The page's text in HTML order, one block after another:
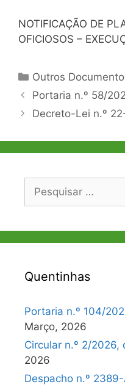
NOTIFICAÇÃO DE
OFICIOSOS –
Categorias
Outros
Navegação
de
Portaria n.º 58/
Decreto-Lei n.º
Pesquisar
Quentinhas
Portaria n.º 104/
Março, 2026
Circular n.º 2/
2026
Despacho n.º